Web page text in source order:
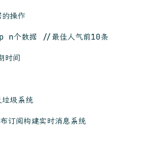
操作
n个数据 //最佳人气前10条
时间
圾系统
订阅构建实时消息系统